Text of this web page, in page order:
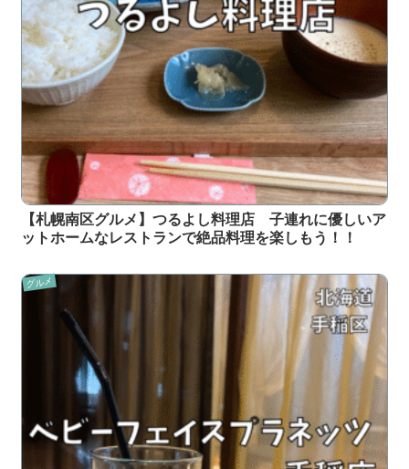
【札幌南区グルメ】つるよし料理店 子連れに優しいア
ットホームなレストランで絶品料理を楽しもう！！
グルメ